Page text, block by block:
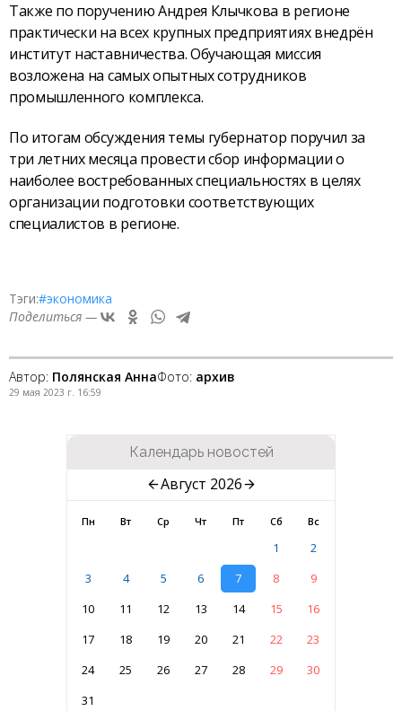
Также по поручению Андрея Клычкова в регионе
практически на всех крупных предприятиях внедрён
институт наставничества. Обучающая миссия
возложена на самых опытных сотрудников
промышленного комплекса.
По итогам обсуждения темы губернатор поручил за
три летних месяца провести сбор информации о
наиболее востребованных специальностях в целях
организации подготовки соответствующих
специалистов в регионе.
Тэги:#экономика
Поделиться —
Автор: Полянская АннаФото: архив
29 мая 2023 г. 16:59
Календарь новостей
Август 2026
Пн Вт Ср Чт Пт Сб Вс
1
2
3
4 5 6 7 8
9
10
11 12 13 14 15
16
17
18 19 20 21 22
23
24
25 26 27 28 29
30
31